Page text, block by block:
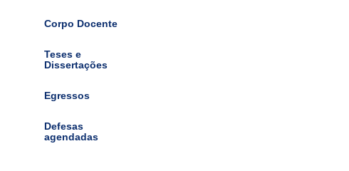
Corpo Docente
Teses e
Dissertações
Egressos
Defesas
agendadas